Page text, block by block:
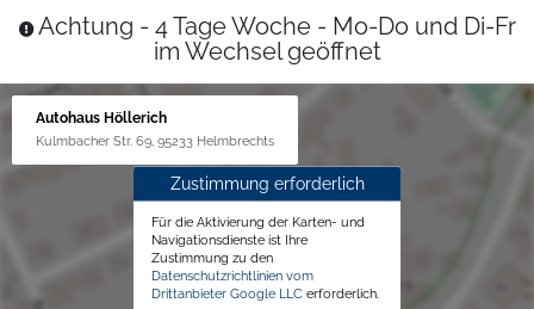
Achtung - 4 Tage Woche - Mo-Do und Di-Fr
im Wechsel geöffnet
Autohaus Höllerich
Kulmbacher Str. 69, 95233 Helmbrechts
Zustimmung erforderlich
Für die Aktivierung der Karten- und
Navigationsdienste ist Ihre
Zustimmung zu den
Datenschutzrichtlinien vom
Drittanbieter Google LLC erforderlich.